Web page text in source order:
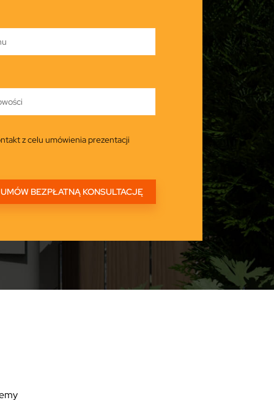
z celu umówienia prezentacji